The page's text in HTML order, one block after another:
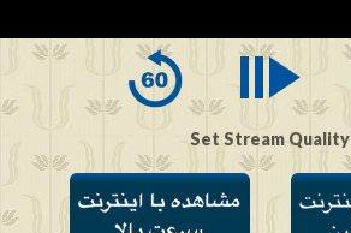
seconds
0
Set Stream Quality